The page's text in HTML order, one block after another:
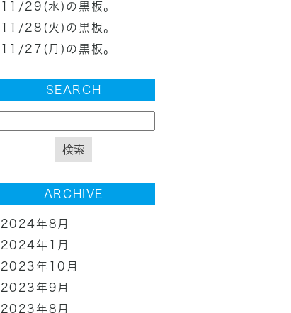
11/29(水)の黒板。
11/28(火)の黒板。
11/27(月)の黒板。
SEARCH
ARCHIVE
2024年8月
2024年1月
2023年10月
2023年9月
2023年8月